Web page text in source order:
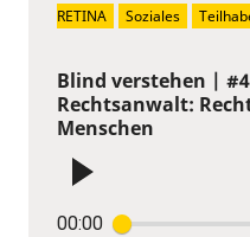
Blind verstehen |
Rechtsanwalt:
Menschen
00:00
RETINA
Soziales